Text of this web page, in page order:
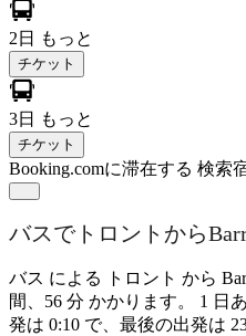
2日 もっと
チケット
3日 もっと
チケット
Booking.comに滞在する 検索
バスでトロントから
バス による トロント から
間、56 分 かかります。 1 日
発は 0:10 で、最後の出発は